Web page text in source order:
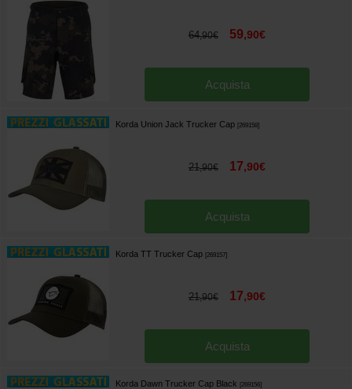
64,90€ 59,90€
Acquista
Korda Union Jack Trucker Cap 269158]
21,90€ 17,90€
Acquista
Korda TT Trucker Cap 269157]
21,90€ 17,90€
Acquista
Korda Dawn Trucker Cap Black 269156]